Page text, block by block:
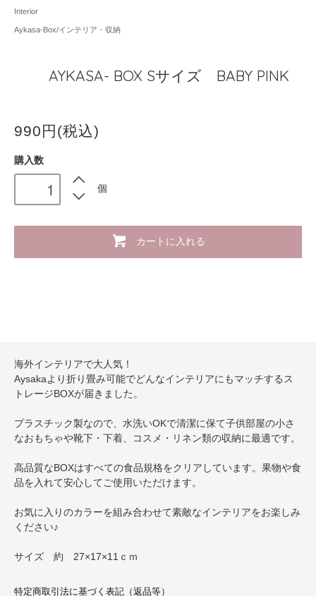
Interior
Aykasa-Box/インテリア・収納
AYKASA- BOX Sサイズ BABY PINK
990円(税込)
購入数
個
カートに入れる
海外インテリアで大人気！
Aysakaより折り畳み可能でどんなインテリアにもマッチするス
トレージBOXが届きました。
プラスチック製なので、水洗いOKで清潔に保て子供部屋の小さ
なおもちゃや靴下・下着、コスメ・リネン類の収納に最適です。
高品質なBOXはすべての食品規格をクリアしています。果物や食
品を入れて安心してご使用いただけます。
お気に入りのカラーを組み合わせて素敵なインテリアをお楽しみ
ください♪
サイズ 約 27×17×11ｃｍ
特定商取引法に基づく表記（返品等）